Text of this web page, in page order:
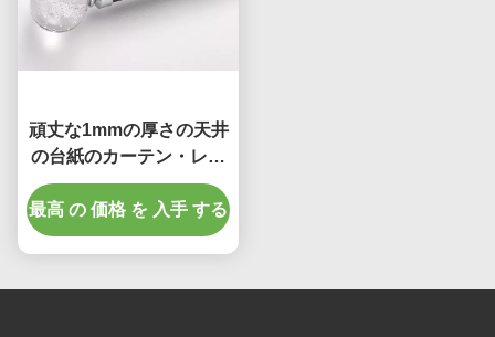
頑丈な1mmの厚さの天井
の台紙のカーテン・レー
ル35mmカーテン・レー
ル
最高 の 価格 を 入手 する